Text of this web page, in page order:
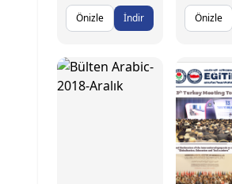
Önizle
İndir
Önizle